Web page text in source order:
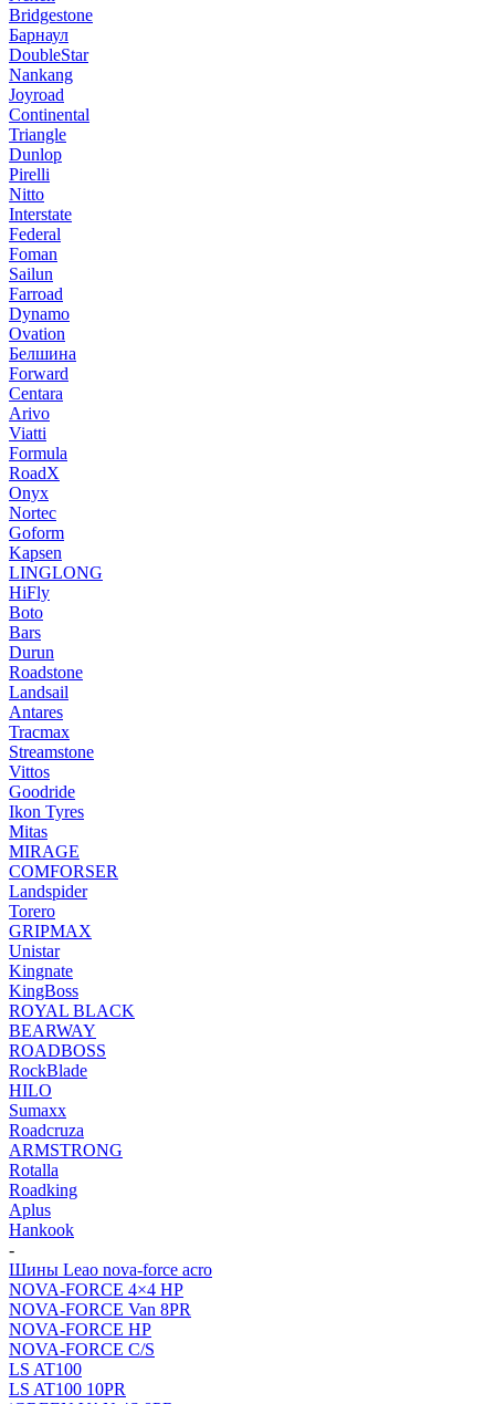
Bridgestone
Барнаул
DoubleStar
Nankang
Joyroad
Continental
Triangle
Dunlop
Pirelli
Nitto
Interstate
Federal
Foman
Sailun
Farroad
Dynamo
Ovation
Белшина
Forward
Centara
Arivo
Viatti
Formula
RoadX
Onyx
Nortec
Goform
Kapsen
LINGLONG
HiFly
Boto
Bars
Durun
Roadstone
Landsail
Antares
Tracmax
Streamstone
Vittos
Goodride
Ikon Tyres
Mitas
MIRAGE
COMFORSER
Landspider
Torero
GRIPMAX
Unistar
Kingnate
KingBoss
ROYAL BLACK
BEARWAY
ROADBOSS
RockBlade
HILO
Sumaxx
Roadcruza
ARMSTRONG
Rotalla
Roadking
Aplus
Hankook
-
Шины Leao nova-force acro
NOVA-FORCE 4×4 HP
NOVA-FORCE Van 8PR
NOVA-FORCE HP
NOVA-FORCE C/S
LS AT100
LS AT100 10PR